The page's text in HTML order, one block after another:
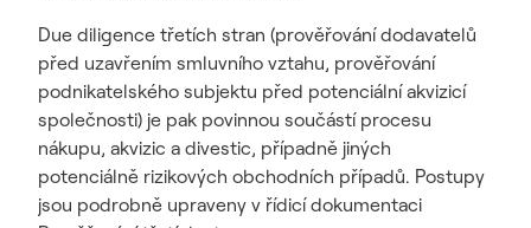
Due diligence třetích stran (prověřování dodavatelů
před uzavřením smluvního vztahu, prověřování
podnikatelského subjektu před potenciální akvizicí
společnosti) je pak povinnou součástí procesu
nákupu, akvizic a divestic, případně jiných
potenciálně rizikových obchodních případů. Postupy
jsou podrobně upraveny v řídicí dokumentaci